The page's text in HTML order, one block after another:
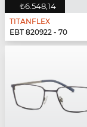
₺6.548,14
TITANFLEX
EBT 820922 - 70